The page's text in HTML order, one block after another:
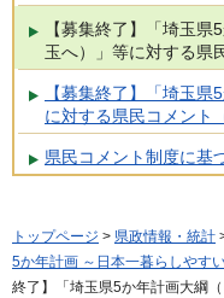
【募集終了】「埼玉
玉へ）」等に対する県
【募集終了】「埼玉県
に対する県民コメント
県民コメント制度に基
トップページ > 県政情報・統計
5か年計画 ～日本一暮らしやす
終了】「埼玉県5か年計画大綱